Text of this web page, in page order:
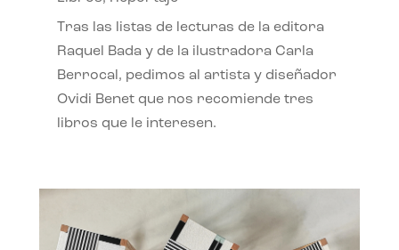
Tras las listas de lecturas de la editora
Raquel Bada y de la ilustradora Carla
Berrocal, pedimos al artista y diseñador
Ovidi Benet que nos recomiende tres
libros que le interesen.